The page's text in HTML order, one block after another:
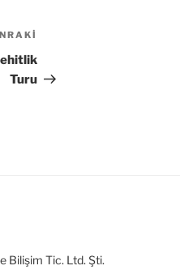
Yazı
Turu
Bilişim Tic. Ltd. Şti.